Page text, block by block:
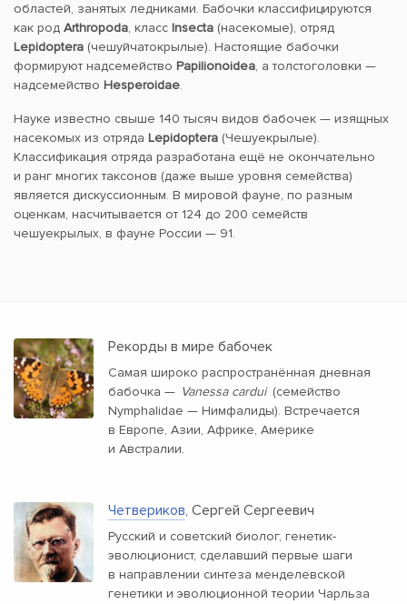
областей, занятых ледниками. Бабочки классифицируются
как род Arthropoda, класс Insecta (насекомые), отряд
Lepidoptera (чешуйчатокрылые). Настоящие бабочки
формируют надсемейство Papilionoidea, а толстоголовки —
надсемейство Hesperoidae.
Науке известно свыше 140 тысяч видов бабочек — изящных
насекомых из отряда Lepidoptera (Чешуекрылые).
Классификация отряда разработана ещё не окончательно
и ранг многих таксонов (даже выше уровня семейства)
является дискуссионным. В мировой фауне, по разным
оценкам, насчитывается от 124 до 200 семейств
чешуекрылых, в фауне России — 91.
Рекорды в мире бабочек
Самая широко распространённая дневная
бабочка — Vanessa cardui (семейство
Nymphalidae — Нимфалиды). Встречается
в Европе, Азии, Африке, Америке
и Австралии.
Четвериков, Сергей Сергеевич
Русский и советский биолог, генетик-
эволюционист, сделавший первые шаги
в направлении синтеза менделевской
генетики и эволюционной теории Чарльза